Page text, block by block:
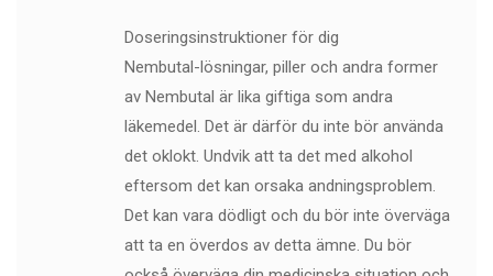
Doseringsinstruktioner för dig
Nembutal-lösningar, piller och andra former
av Nembutal är lika giftiga som andra
läkemedel. Det är därför du inte bör använda
det oklokt. Undvik att ta det med alkohol
eftersom det kan orsaka andningsproblem.
Det kan vara dödligt och du bör inte överväga
att ta en överdos av detta ämne. Du bör